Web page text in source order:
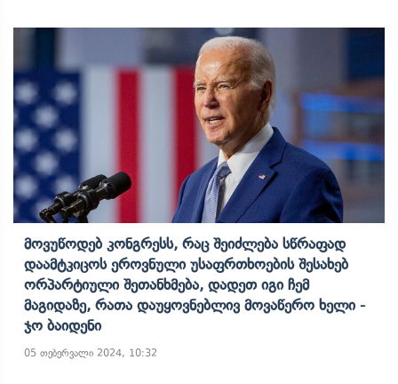
Მოვუწოდებ Კონგრესს, Რაც Შეიძლება Სწრაფად
Დაამტკიცოს Ეროვნული Უსაფრთხოების Შესახებ
Ორპარტიული Შეთანხმება, Დადეთ Იგი Ჩემ
Მაგიდაზე, Რათა Დაუყოვნებლივ Მოვაწერო Ხელი -
Ჯო Ბაიდენი
05 თებერვალი 2024, 10:32